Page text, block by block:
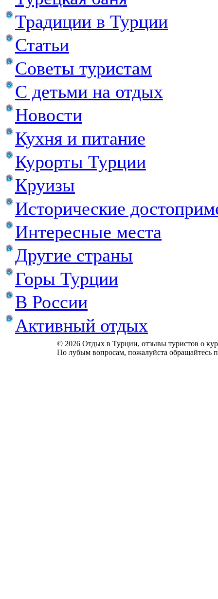
Традиции в Турции
Статьи
Советы туристам
С детьми на отдых
Новости
Кухня и питание
Курорты Турции
Круизы
Исторические
Интересные места
Другие страны
Горы Турции
В России
Активный отдых
© 2026 Отдых в Турции, отзывы туристов о
По лубым вопросам, пожалуйста обращайтесь